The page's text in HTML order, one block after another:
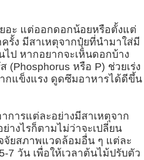
อะ แต่ออกดอกน้อยหรือตั้งแต่
รั้ง มีสาเหตุจากปุ๋ยที่นำมาใส่มี
ไป หากอยากจะเห็นดอกบ้าง
(Phosphorus หรือ P) ช่วยเร่ง
กแข็งแรง ดูดซึมอาหารได้ดีขึ้น
การแต่ละอย่างมีสาเหตุจาก
างไรก็ตามไม่ว่าจะเปลี่ยน
จัยสภาพแวดล้อมอื่น ๆ แต่ละ
7 วัน เพื่อให้เวลาต้นไม้ปรับตัว